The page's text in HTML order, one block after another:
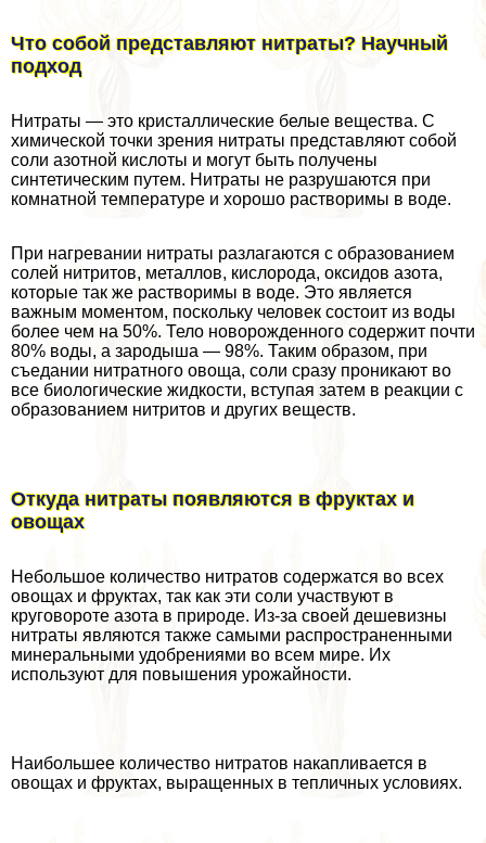
Что собой представляют нитраты? Научный
подход
Нитраты — это кристаллические белые вещества. С
химической точки зрения нитраты представляют собой
соли азотной кислоты и могут быть получены
синтетическим путем. Нитраты не разрушаются при
комнатной температуре и хорошо растворимы в воде.
При нагревании нитраты разлагаются с образованием
солей нитритов, металлов, кислорода, оксидов азота,
которые так же растворимы в воде. Это является
важным моментом, поскольку человек состоит из воды
более чем на 50%. Тело новорожденного содержит почти
80% воды, а зародыша — 98%. Таким образом, при
съедании нитратного овоща, соли сразу проникают во
все биологические жидкости, вступая затем в реакции с
образованием нитритов и других веществ.
Откуда нитраты появляются в фруктах и
овощах
Небольшое количество нитратов содержатся во всех
овощах и фруктах, так как эти соли участвуют в
круговороте азота в природе. Из-за своей дешевизны
нитраты являются также самыми распространенными
минеральными удобрениями во всем мире. Их
используют для повышения урожайности.
Наибольшее количество нитратов накапливается в
овощах и фруктах, выращенных в тепличных условиях.